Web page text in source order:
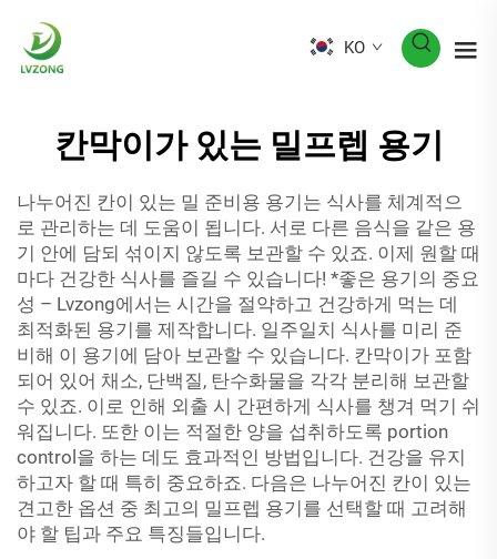
KO
칸막이가 있는 밀프렙 용기
나누어진 칸이 있는 밀 준비용 용기는 식사를 체계적으
로 관리하는 데 도움이 됩니다. 서로 다른 음식을 같은 용
기 안에 담되 섞이지 않도록 보관할 수 있죠. 이제 원할 때
마다 건강한 식사를 즐길 수 있습니다! *좋은 용기의 중요
성 – Lvzong에서는 시간을 절약하고 건강하게 먹는 데
최적화된 용기를 제작합니다. 일주일치 식사를 미리 준
비해 이 용기에 담아 보관할 수 있습니다. 칸막이가 포함
되어 있어 채소, 단백질, 탄수화물을 각각 분리해 보관할
수 있죠. 이로 인해 외출 시 간편하게 식사를 챙겨 먹기 쉬
워집니다. 또한 이는 적절한 양을 섭취하도록 portion
control을 하는 데도 효과적인 방법입니다. 건강을 유지
하고자 할 때 특히 중요하죠. 다음은 나누어진 칸이 있는
견고한 옵션 중 최고의 밀프렙 용기를 선택할 때 고려해
야 할 팁과 주요 특징들입니다.